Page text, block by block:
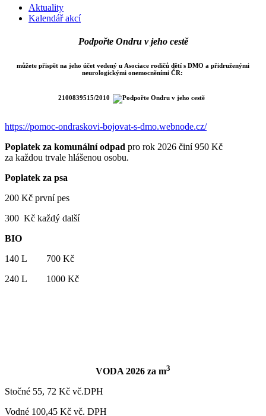
Aktuality
Kalendář akcí
Podpořte Ondru v jeho cestě
můžete přispět na jeho účet vedený u Asociace rodičů dětí s DMO a přidruženými
neurologickými onemocněními ČR:
2100839515/2010
https://pomoc-ondraskovi-bojovat-s-dmo.webnode.cz/
Poplatek za komunální odpad pro rok 2026 činí 950 Kč
za každou trvale hlášenou osobu.
Poplatek za psa
200 Kč první pes
300 Kč každý další
BIO
140 L 700 Kč
240 L 1000 Kč
VODA 2026 za m3
Stočné 55, 72 Kč vč.DPH
Vodné 100,45 Kč vč. DPH